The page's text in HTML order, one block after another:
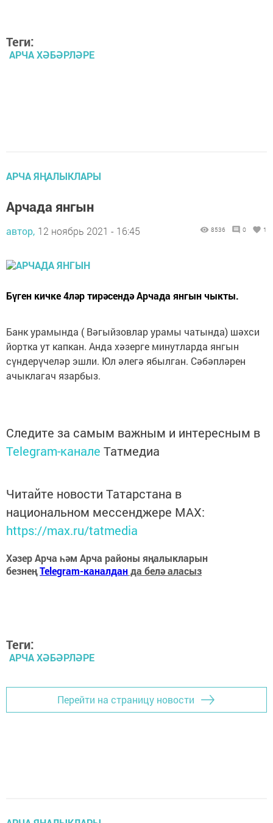
Теги:
АРЧА ХӘБӘРЛӘРЕ
АРЧА ЯҢАЛЫКЛАРЫ
Арчада янгын
автор, 12 ноябрь 2021 - 16:45 8536 0 1
Бүген кичке 4ләр тирәсендә Арчада янгын чыкты.
Банк урамында ( Вәгыйзовлар урамы чатында) шәхси
йортка ут капкан. Анда хәзерге минутларда янгын
сүндерүчеләр эшли. Юл әлегә ябылган. Сәбәпләрен
ачыклагач язарбыз.
Следите за самым важным и интересным в
Telegram-канале Татмедиа
Читайте новости Татарстана в
национальном мессенджере MАХ:
https://max.ru/tatmedia
Хәзер Арча һәм Арча районы яңалыкларын
безнеңTelegram-каналданда белә аласыз
Теги:
АРЧА ХӘБӘРЛӘРЕ
Перейти на страницу новости